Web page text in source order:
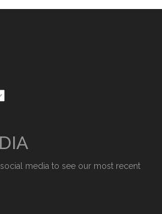
media to see our most recent